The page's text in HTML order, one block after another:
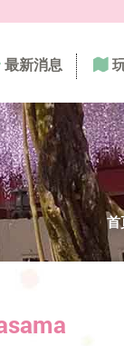
最新消息
首